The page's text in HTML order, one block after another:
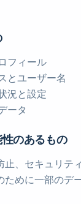
フィール
とユーザー名
況と設定
ータ
のあるもの
止、セキュリテ
ために一部のデ